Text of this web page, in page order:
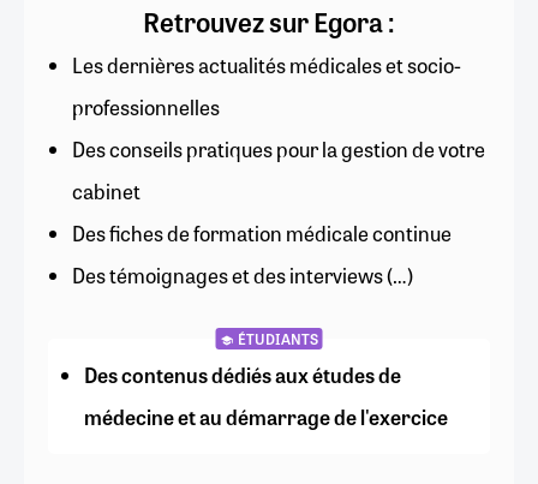
Retrouvez sur Egora :
Les dernières actualités médicales et socio-
professionnelles
Des conseils pratiques pour la gestion de votre
cabinet
Des fiches de formation médicale continue
Des témoignages et des interviews (…)
ÉTUDIANTS
Des contenus dédiés aux études de
médecine et au démarrage de l'exercice